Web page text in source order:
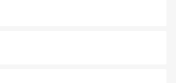
ーズは地元の風情を楽しめる外せないスポット